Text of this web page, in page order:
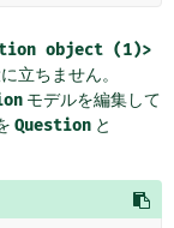
object (1)>
立ちません。
モデルを編集して
Question と